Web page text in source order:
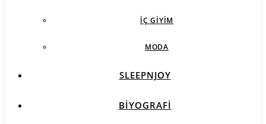
İÇ GIYIM
MODA
SLEEPNJOY
BIYOGRAFI